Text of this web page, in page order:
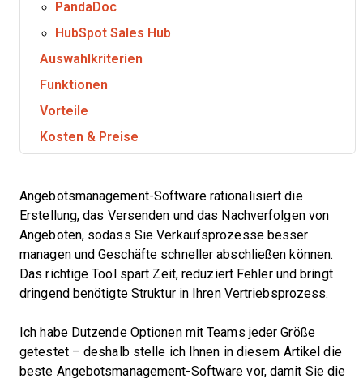
PandaDoc
HubSpot Sales Hub
Auswahlkriterien
Funktionen
Vorteile
Kosten & Preise
Angebotsmanagement-Software rationalisiert die
Erstellung, das Versenden und das Nachverfolgen von
Angeboten, sodass Sie Verkaufsprozesse besser
managen und Geschäfte schneller abschließen können.
Das richtige Tool spart Zeit, reduziert Fehler und bringt
dringend benötigte Struktur in Ihren Vertriebsprozess.
Ich habe Dutzende Optionen mit Teams jeder Größe
getestet – deshalb stelle ich Ihnen in diesem Artikel die
beste Angebotsmanagement-Software vor, damit Sie die